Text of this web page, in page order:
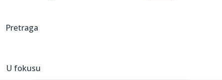
Tele...
17:01:
Pretraga
U fokusu